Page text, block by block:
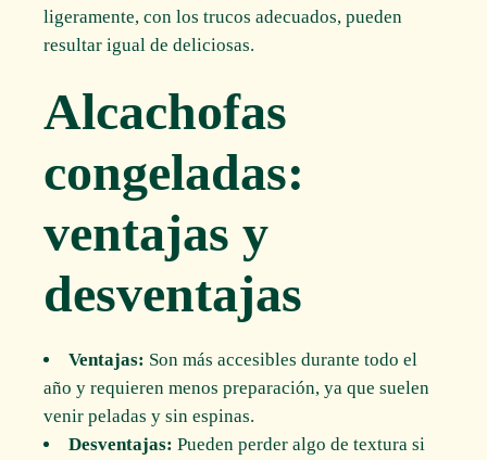
ligeramente, con los trucos adecuados, pueden
resultar igual de deliciosas.
Alcachofas
congeladas:
ventajas y
desventajas
Ventajas: Son más accesibles durante todo el
año y requieren menos preparación, ya que suelen
venir peladas y sin espinas.
Desventajas: Pueden perder algo de textura si